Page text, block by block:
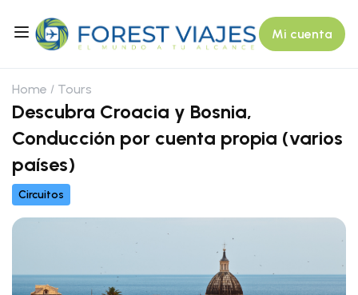
Mi cuenta
Home Tours
Descubra Croacia y Bosnia,
Conducción por cuenta propia (varios
países)
Circuitos